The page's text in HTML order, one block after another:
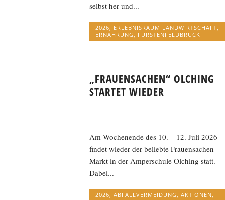
selbst her und...
2026, ERLEBNISRAUM LANDWIRTSCHAFT,
ERNÄHRUNG, FÜRSTENFELDBRUCK
„FRAUENSACHEN“ OLCHING
STARTET WIEDER
Am Wochenende des 10. – 12. Juli 2026
findet wieder der beliebte Frauensachen-
Markt in der Amperschule Olching statt.
Dabei...
2026, ABFALLVERMEIDUNG, AKTIONEN,